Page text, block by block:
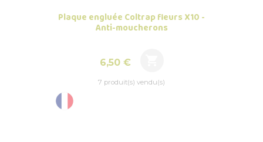
Plaque engluée Coltrap fleurs X10 -
Anti-moucherons
Prix
6,50 €
7 produit(s) vendu(s)